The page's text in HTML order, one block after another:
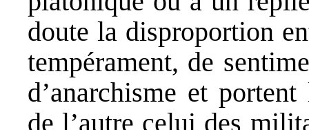
doute la disproportion
tempérament, de
d’anarchisme et
de l’autre celui des